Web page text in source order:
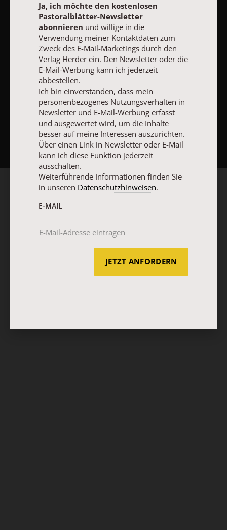
NACH OBEN
Ja, ich möchte den kostenlosen
Pastoralblätter-Newsletter
abonnieren und willige in die
Verwendung meiner Kontaktdaten zum
Zweck des E-Mail-Marketings durch den
Verlag Herder ein. Den Newsletter oder die
E-Mail-Werbung kann ich jederzeit
abbestellen.
Ich bin einverstanden, dass mein
personenbezogenes Nutzungsverhalten in
Newsletter und E-Mail-Werbung erfasst
und ausgewertet wird, um die Inhalte
besser auf meine Interessen auszurichten.
Über einen Link in Newsletter oder E-Mail
kann ich diese Funktion jederzeit
ausschalten.
Weiterführende Informationen finden Sie
in unseren Datenschutzhinweisen.
E-MAIL
JETZT ANFORDERN